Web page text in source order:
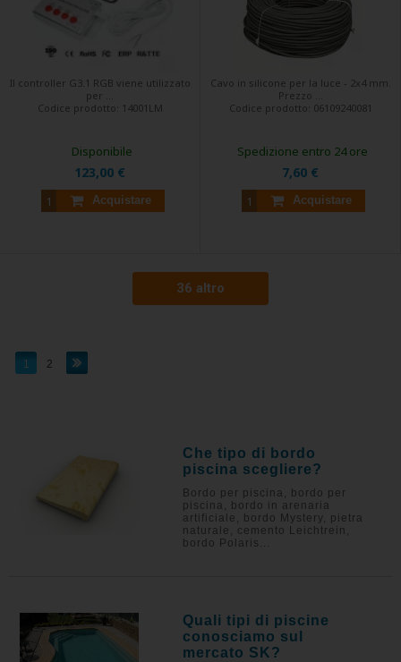
Il controller G3.1 RGB viene utilizzato
per ...
Codice prodotto: 14001LM
123,00 €
Acquistare
Disponibile
Cavo in silicone per la luce - 2x4 mm.
Prezzo ...
Codice prodotto: 06109240081
7,60 €
Acquistare
Spedizione entro 24 ore
36 altro
1 2
Che tipo di bordo
piscina scegliere?
Bordo per piscina, bordo per
piscina, bordo in arenaria
artificiale, bordo Mystery, pietra
naturale, cemento Leichtrein,
bordo Polaris...
Quali tipi di piscine
conosciamo sul
mercato SK?